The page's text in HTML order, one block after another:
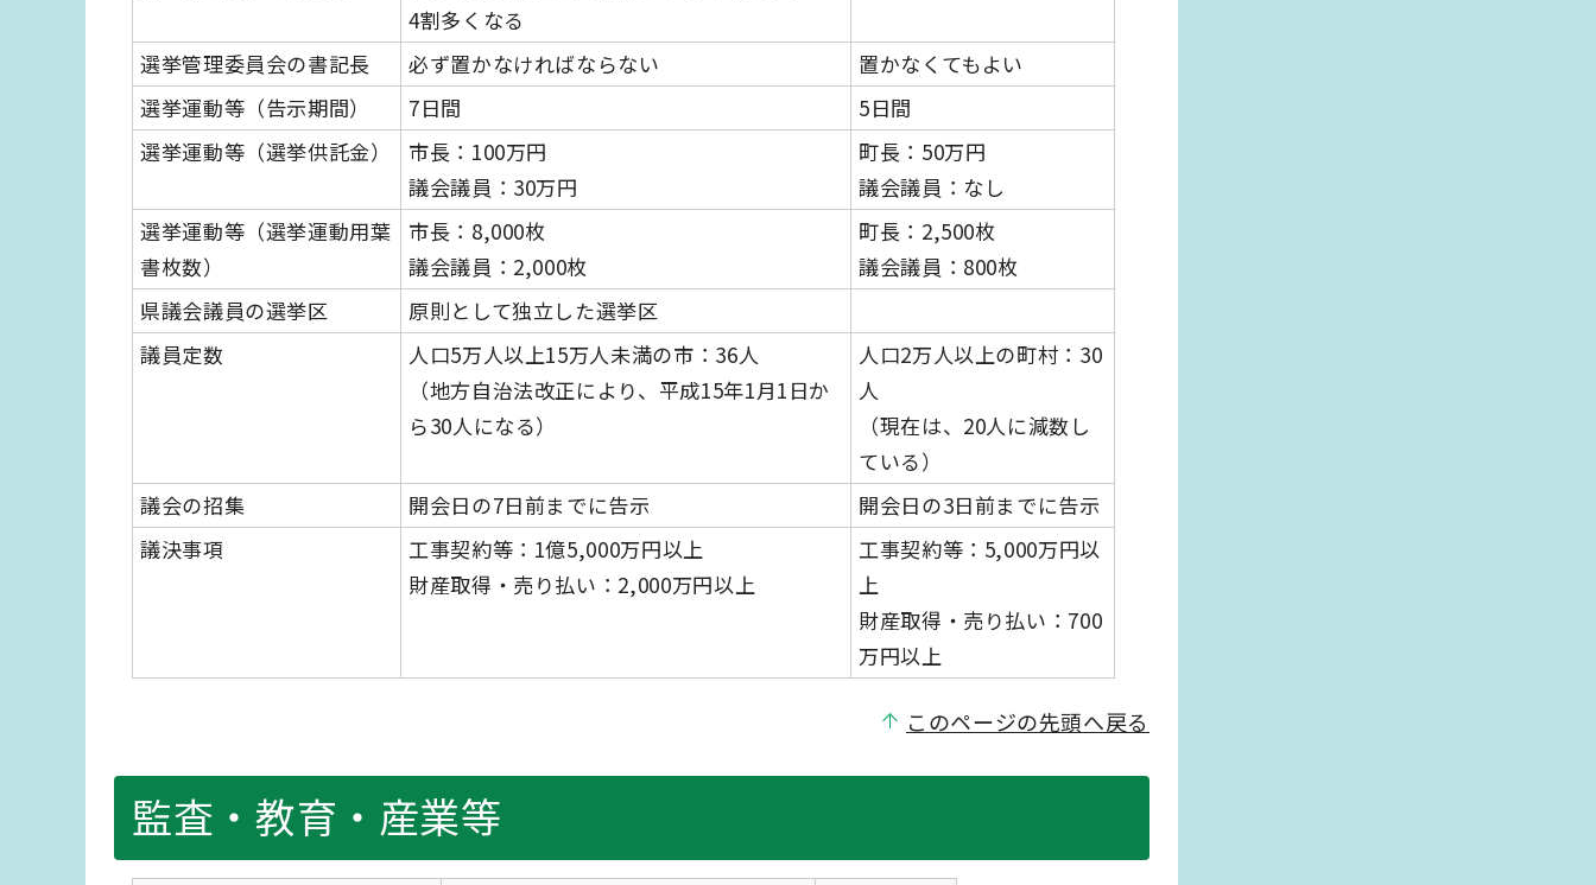
4割多くなる
選挙管理委員会の書記長
必ず置かなければならない
置かなくてもよい
選挙運動等（告示期間）
7日間
5日間
選挙運動等（選挙供託金）
市長：100万円
議会議員：30万円
町長：50万円
議会議員：なし
選挙運動等（選挙運動用葉
書枚数）
市長：8,000枚
議会議員：2,000枚
町長：2,500枚
議会議員：800枚
県議会議員の選挙区
原則として独立した選挙区
議員定数
人口5万人以上15万人未満の市：36人
（地方自治法改正により、平成15年1月1日か
ら30人になる）
人口2万人以上の町村：30
人
（現在は、20人に減数し
ている）
議会の招集
開会日の7日前までに告示
開会日の3日前までに告示
議決事項
工事契約等：1億5,000万円以上
財産取得・売り払い：2,000万円以上
工事契約等：5,000万円以
上
財産取得・売り払い：700
万円以上
このページの先頭へ戻る
監査・教育・産業等